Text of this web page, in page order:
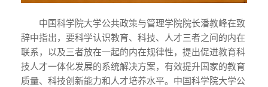
中国科学院大学公共政策与管理学院院长潘教峰在致
辞中指出，要科学认识教育、科技、人才三者之间的内在
联系，以及三者放在一起的内在规律性，提出促进教育科
技人才一体化发展的系统解决方案，有效提升国家的教育
质量、科技创新能力和人才培养水平。中国科学院大学公